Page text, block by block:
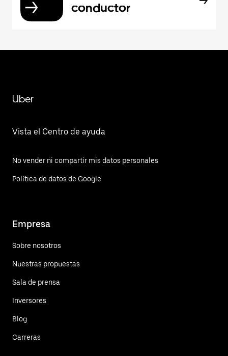
conductor
Uber
Vista el Centro de ayuda
No vender ni compartir mis datos personales
Política de datos de Google
Empresa
Sobre nosotros
Nuestras propuestas
Sala de prensa
Inversores
Blog
Carreras